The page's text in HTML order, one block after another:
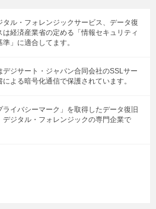
タル・フォレンジックサービス、データ復
は経済産業省の定める「情報セキュリティ
」に適合してます。
デジサート・ジャパン合同会社のSSLサー
による暗号化通信で保護されています。
ライバシーマーク」を取得したデータ復旧
デジタル・フォレンジックの専門企業で